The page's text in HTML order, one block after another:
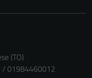
(TO)
/ 01984460012